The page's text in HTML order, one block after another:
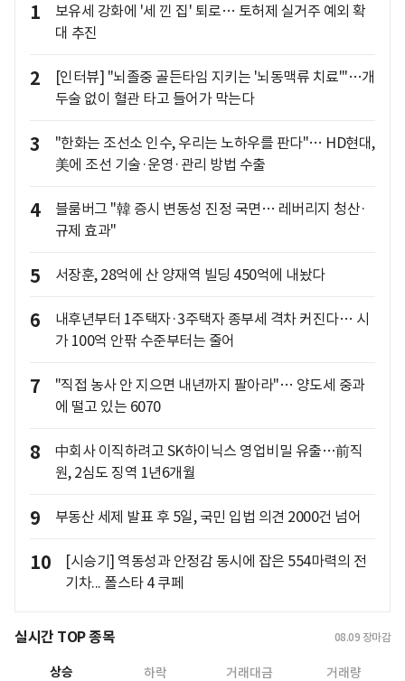
1
보유세 강화에 '세 낀 집' 퇴로… 토허제 실거주 예외 확
대 추진
2
[인터뷰] "뇌졸중 골든타임 지키는 '뇌동맥류 치료'"…개
두술 없이 혈관 타고 들어가 막는다
3
"한화는 조선소 인수, 우리는 노하우를 판다"… HD현대,
美에 조선 기술·운영·관리 방법 수출
4
블룸버그 "韓 증시 변동성 진정 국면… 레버리지 청산·
규제 효과"
5 서장훈, 28억에 산 양재역 빌딩 450억에 내놨다
6
내후년부터 1주택자·3주택자 종부세 격차 커진다… 시
가 100억 안팎 수준부터는 줄어
7
"직접 농사 안 지으면 내년까지 팔아라"… 양도세 중과
에 떨고 있는 6070
8
中회사 이직하려고 SK하이닉스 영업비밀 유출…前직
원, 2심도 징역 1년6개월
9 부동산 세제 발표 후 5일, 국민 입법 의견 2000건 넘어
10
[시승기] 역동성과 안정감 동시에 잡은 554마력의 전
기차... 폴스타 4 쿠페
실시간 TOP 종목 08.09 장마감
상승 하락 거래대금 거래량